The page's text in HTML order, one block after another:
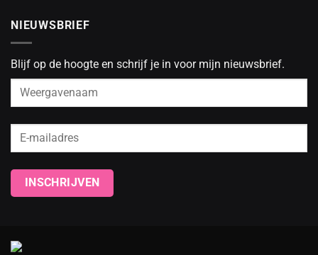
NIEUWSBRIEF
Blijf op de hoogte en schrijf je in voor mijn nieuwsbrief.